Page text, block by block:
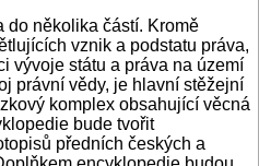
do několika částí. Kromě
vznik a podstatu práva,
vývoje státu a práva na území
právní vědy, je hlavní stěžejní
komplex obsahující věcná
bude tvořit
předních českých a